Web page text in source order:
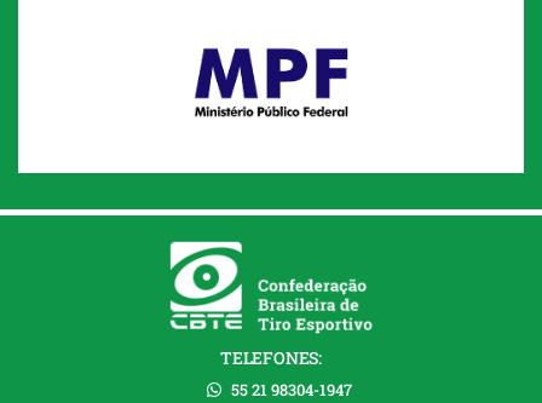
TELEFONES:
55 21 98304-1947